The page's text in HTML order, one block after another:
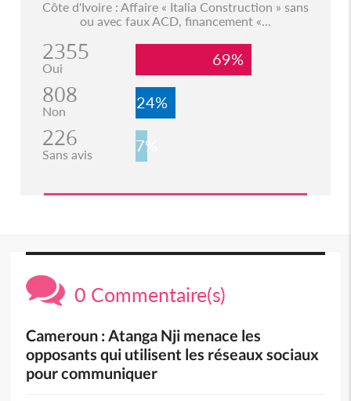
Côte d'Ivoire : Affaire « Italia Construction » sans
ou avec faux ACD, financement «...
2355
Oui 69%
808
Non 24%
226
Sans avis 7%
0 Commentaire(s)
Cameroun : Atanga Nji menace les
opposants qui utilisent les réseaux sociaux
pour communiquer